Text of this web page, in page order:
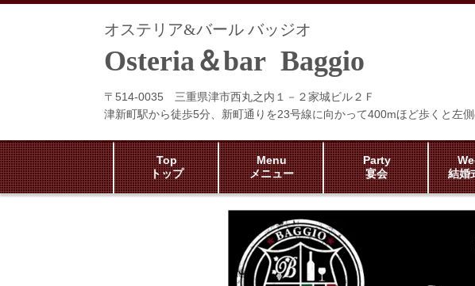
オステリア&バール バッジオ
Osteria＆bar Baggio
〒514-0035 三重県津市西丸之内１－２家城ビル２Ｆ
津新町駅から徒歩5分、新町通りを23号線に向かって400mほど歩くと左側
Top
トップ
Menu
メニュー
Party
宴会
結婚